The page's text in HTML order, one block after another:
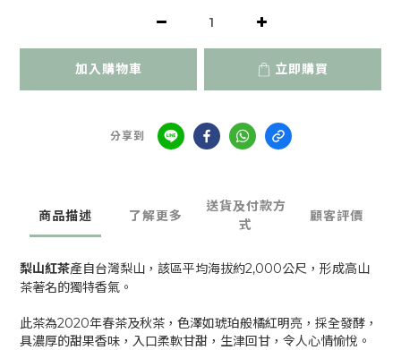
加入購物車 立即購買
分享到
商品描述 了解更多
送貨及付款方
式
顧客評價
梨山紅茶產自台灣梨山，該區平均海拔約2,000公尺，形成高山
茶著名的獨特香氣。
此茶為2020年春茶及秋茶，色澤如琥珀般橘紅明亮，採全發酵，
具濃厚的甜果香味，入口柔軟甘甜，生津回甘，令人心情愉悅。